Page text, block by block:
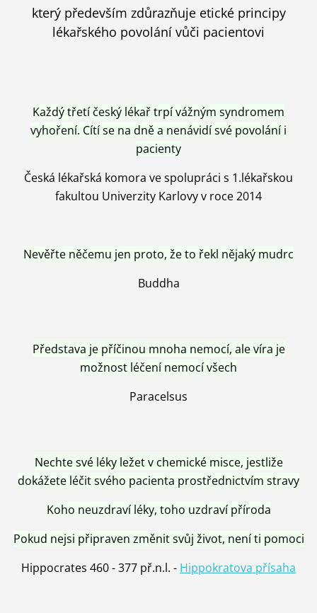
který především zdůrazňuje etické principy
lékařského povolání vůči pacientovi
Každý třetí český lékař trpí vážným syndromem
vyhoření. Cítí se na dně a nenávidí své povolání i
pacienty
Česká lékařská komora ve spolupráci s 1.lékařskou
fakultou Univerzity Karlovy v roce 2014
Nevěřte něčemu jen proto, že to řekl nějaký mudrc
Buddha
Představa je příčinou mnoha nemocí, ale víra je
možnost léčení nemocí všech
Paracelsus
Nechte své léky ležet v chemické misce, jestliže
dokážete léčit svého pacienta prostřednictvím stravy
Koho neuzdraví léky, toho uzdraví příroda
Pokud nejsi připraven změnit svůj život, není ti pomoci
Hippocrates 460 - 377 př.n.l. - Hippokratova přísaha